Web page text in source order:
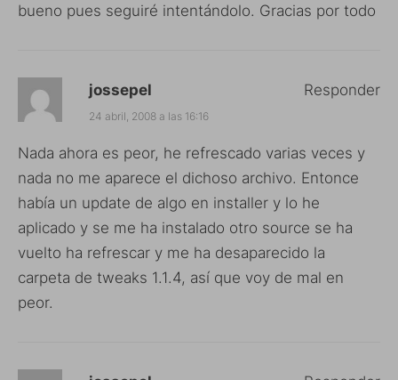
bueno pues seguiré intentándolo. Gracias por todo
jossepel
24 abril, 2008 a las 16:16
Nada ahora es peor, he refrescado varias veces y
nada no me aparece el dichoso archivo. Entonce
había un update de algo en installer y lo he
aplicado y se me ha instalado otro source se ha
vuelto ha refrescar y me ha desaparecido la
carpeta de tweaks 1.1.4, así que voy de mal en
peor.
Responder